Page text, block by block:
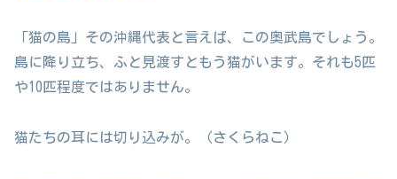
「猫の島」その沖縄代表と言えば、この奥武島でしょう。
島に降り立ち、ふと見渡すともう猫がいます。それも5匹
や10匹程度ではありません。
猫たちの耳には切り込みが。（さくらねこ）